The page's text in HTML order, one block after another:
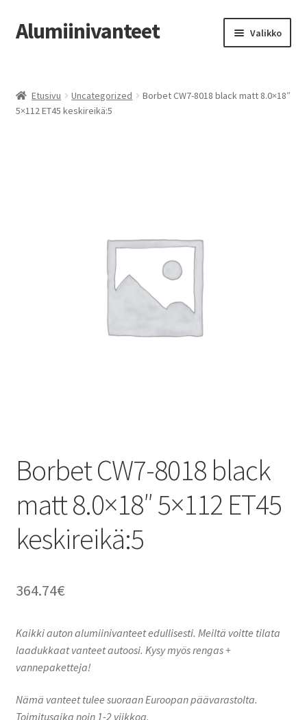
Siirry
navigointiin
Siirry
sisältöön
Alumiinivanteet Valikko
Kauppa
Etusivu Uncategorized
Borbet CW7-8018 black matt 8.0×18″
5×112 ET45 keskireikä:5
Borbet CW7-8018 black
matt 8.0×18″ 5×112 ET45
keskireikä:5
364.74€
Kaikki auton alumiinivanteet edullisesti. Meiltä voitte tilata
laadukkaat vanteet autoosi. Kysy myös rengas +
vannepaketteja!
Nämä vanteet tulee suoraan Euroopan päävarastolta.
Toimitusaika noin 1-2 viikkoa.